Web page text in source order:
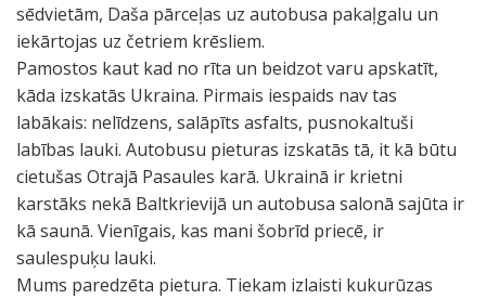
sēdvietām, Daša pārceļas uz autobusa pakaļgalu un
iekārtojas uz četriem krēsliem.
Pamostos kaut kad no rīta un beidzot varu apskatīt,
kāda izskatās Ukraina. Pirmais iespaids nav tas
labākais: nelīdzens, salāpīts asfalts, pusnokaltuši
labības lauki. Autobusu pieturas izskatās tā, it kā būtu
cietušas Otrajā Pasaules karā. Ukrainā ir krietni
karstāks nekā Baltkrievijā un autobusa salonā sajūta ir
kā saunā. Vienīgais, kas mani šobrīd priecē, ir
saulespuķu lauki.
Mums paredzēta pietura. Tiekam izlaisti kukurūzas